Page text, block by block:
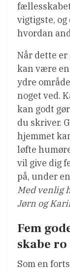
vigtigste,
hvordan
Når dette er
kan være en
ydre
noget ved.
kan godt
du skriver.
hjemmet
løfte
vil give dig
på, under
Med venlig
Jørn og
Fem
skabe
Som en